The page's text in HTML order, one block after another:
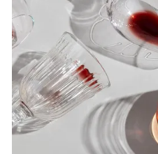
S***
20/Nov/2025
很快就收到
快，下單後
完整，價錢